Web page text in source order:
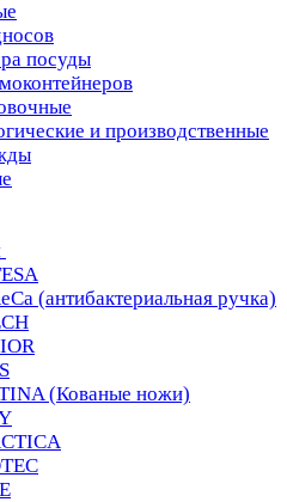
посуды
и производственные
(антибактериальная ручка)
(Кованые ножи)